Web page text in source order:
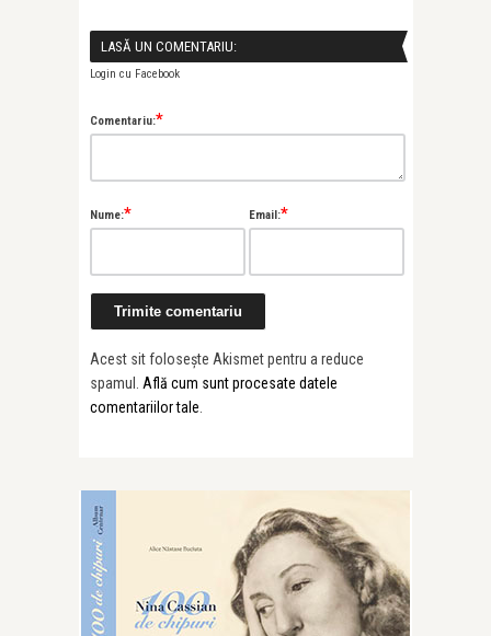
LASĂ UN COMENTARIU:
Login cu Facebook
Comentariu:*
Nume:* Email:*
Acest sit folosește Akismet pentru a reduce
spamul. Află cum sunt procesate datele
comentariilor tale